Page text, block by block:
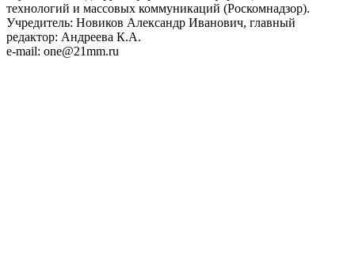
технологий и массовых коммуникаций (Роскомнадзор).
Учредитель: Новиков Александр Иванович, главный
редактор: Андреева К.А.
e-mail: one@21mm.ru